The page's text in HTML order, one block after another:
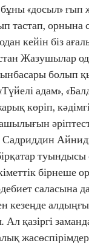
«досыл» ғып
тастап,
кейін біз
болып
адам»,
көріп,
бірнеше
кезеңде